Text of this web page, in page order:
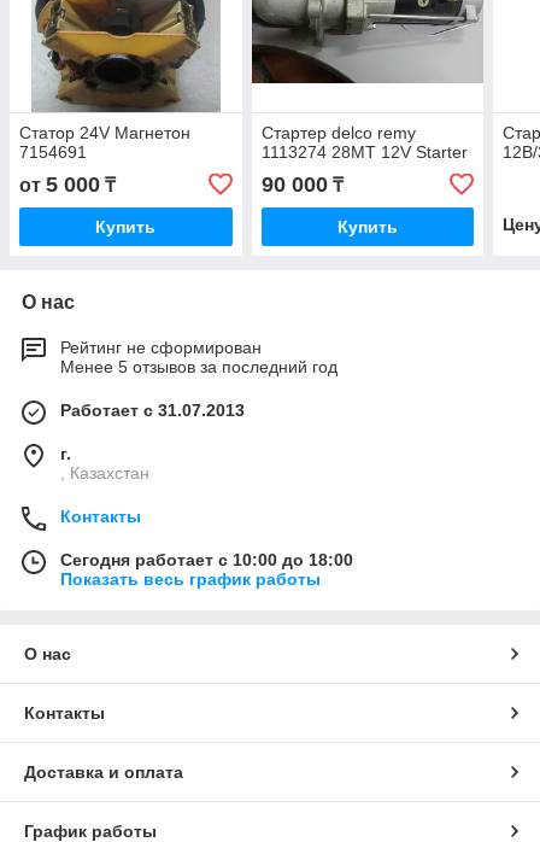
Статор 24V Магнетон
7154691
от 5 000 ₸
Купить
Стартер delco remy
1113274 28MT 12V Starter
90 000₸
Купить
О нас
Рейтинг не сформирован
Менее 5 отзывов за последний год
Работает с 31.07.2013
г.
, Казахстан
Контакты
Сегодня работает с 10:00 до 18:00
Показать весь график работы
О нас
Контакты
Доставка и оплата
График работы